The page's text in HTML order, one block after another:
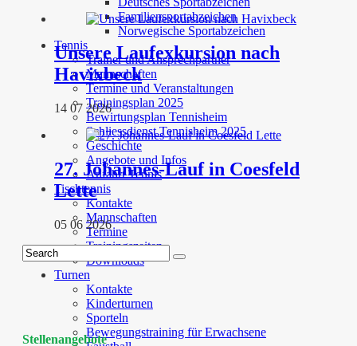
Familiensportabzeichen
Norwegische Sportabzeichen
Tennis
Trainer und Ansprechpartner
Mannschaften
Termine und Veranstaltungen
Trainingsplan 2025
Bewirtungsplan Tennisheim
Schliessdienst Tennisheim 2025
Geschichte
Angebote und Infos
Anfahrt Tennis
Tischtennis
Kontakte
Mannschaften
Termine
Trainingszeiten
Downloads
Turnen
Kontakte
Kinderturnen
Sporteln
Bewegungstraining für Erwachsene
Unsere Laufexkursion nach
Havixbeck
14 07 2026
27. Johannes-Lauf in Coesfeld
Lette
05 06 2026
Stellenangebote